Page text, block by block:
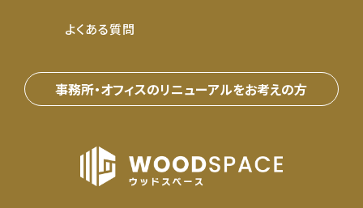
よくある質問
事務所・オフィスのリニューアルをお考えの⽅